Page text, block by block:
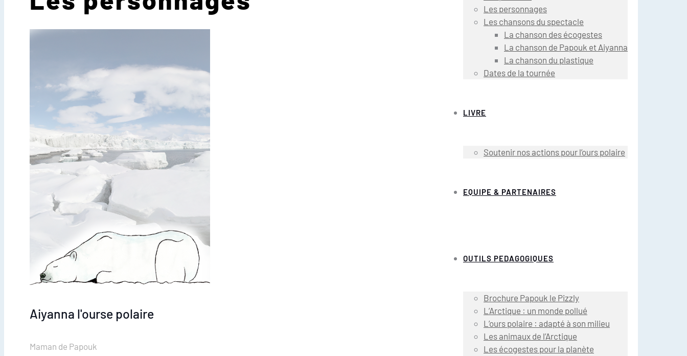
Les personnages
Les chansons du spectacle
La chanson des écogestes
La chanson de Papouk et Aiyanna
La chanson du plastique
Dates de la tournée
LIVRE
Soutenir nos actions pour l’ours polaire
EQUIPE & PARTENAIRES
OUTILS PEDAGOGIQUES
Brochure Papouk le Pizzly
L’Arctique : un monde pollué
L’ours polaire : adapté à son milieu
Les animaux de l’Arctique
Les écogestes pour la planète
Aiyanna l'ourse polaire
Maman de Papouk